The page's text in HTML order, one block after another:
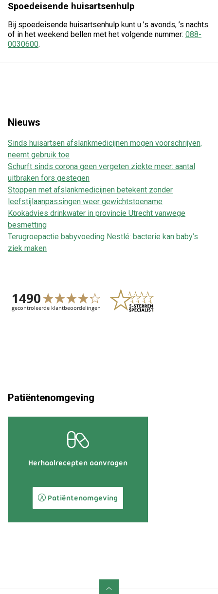
Spoedeisende huisartsenhulp
Bij spoedeisende huisartsenhulp kunt u ’s avonds, ’s nachts
of in het weekend bellen met het volgende nummer: 088-
0030600.
Nieuws
Sinds huisartsen afslankmedicijnen mogen voorschrijven,
neemt gebruik toe
Schurft sinds corona geen vergeten ziekte meer: aantal
uitbraken fors gestegen
Stoppen met afslankmedicijnen betekent zonder
leefstijlaanpassingen weer gewichtstoename
Kookadvies drinkwater in provincie Utrecht vanwege
besmetting
Terugroepactie babyvoeding Nestlé: bacterie kan baby’s
ziek maken
Patiëntenomgeving
Herhaalrecepten aanvragen
Patiëntenomgeving